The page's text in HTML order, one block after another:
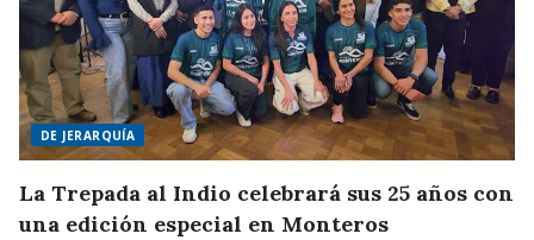
DE JERARQUÍA
La Trepada al Indio celebrará sus 25 años con
una edición especial en Monteros